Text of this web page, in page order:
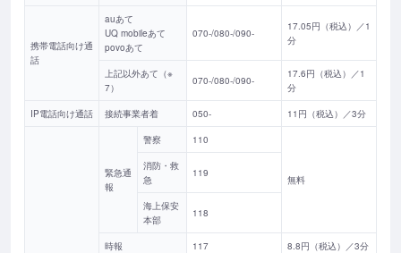
携帯電話向け通
話
auあて
UQ mobileあて
povoあて
070-/080-/090-
17.05円（税込）／1
分
上記以外あて（※
7）
070-/080-/090-
17.6円（税込）／1
分
IP電話向け通話 接続事業者着 050- 11円（税込）／3分
緊急通
報
警察 110
無料
消防・救
急
119
海上保安
本部
118
時報 117 8.8円（税込）／3分